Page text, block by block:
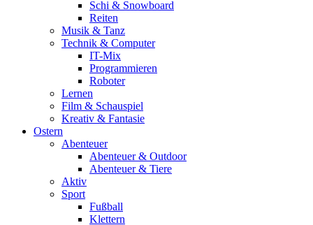
Schi & Snowboard
Reiten
Musik & Tanz
Technik & Computer
IT-Mix
Programmieren
Roboter
Lernen
Film & Schauspiel
Kreativ & Fantasie
Ostern
Abenteuer
Abenteuer & Outdoor
Abenteuer & Tiere
Aktiv
Sport
Fußball
Klettern